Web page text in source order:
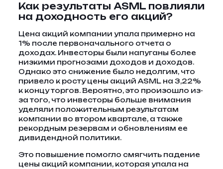
Как результаты ASML повлияли
на доходность его акций?
Цена акций компании упала примерно на
1% после первоначального отчета о
доходах. Инвесторы были напуганы более
низкими прогнозами доходов и доходов.
Однако это снижение было недолгим, что
привело к росту цены акций ASML на 3,22%
к концу торгов. Вероятно, это произошло из-
за того, что инвесторы больше внимания
уделяли положительным результатам
компании во втором квартале, а также
рекордным резервам и обновлениям ее
дивидендной политики.
Это повышение помогло смягчить падение
цены акций компании, которая упала на